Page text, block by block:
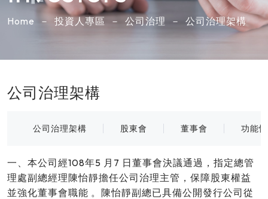
Home 投資人專區 公司治理 公司治理架構
公司治理架構
公司治理架構 股東會 董事會 功能
一、本公司經108年5 月7 日董事會決議通過，指定總管
理處副總經理陳怡靜擔任公司治理主管，保障股東權益
並強化董事會職能 。陳怡靜副總已具備公開發行公司從